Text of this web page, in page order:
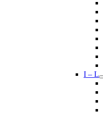
I – L